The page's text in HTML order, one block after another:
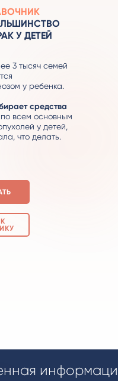
3 тысяч семей
у ребенка.
средства
по всем основным
у детей,
что делать.
У ДЕТЕЙ
информация